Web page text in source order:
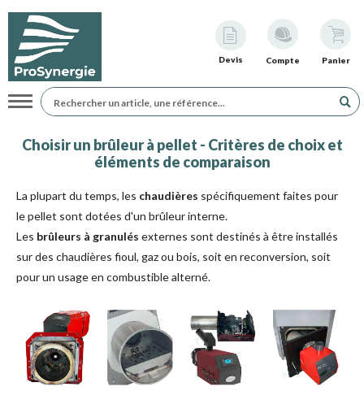
Devis Compte Panier
Navigation
Choisir un brûleur à pellet - Critères de choix et
éléments de comparaison
La plupart du temps, les chaudières spécifiquement faites pour
le pellet sont dotées d'un brûleur interne.
Les brûleurs à granulés externes sont destinés à être installés
sur des chaudières fioul, gaz ou bois, soit en reconversion, soit
pour un usage en combustible alterné.